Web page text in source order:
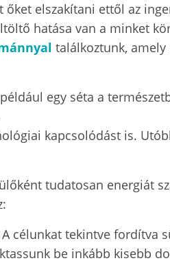
elszakítani ettől az
hatása van a minket
találkoztunk,
egy séta a
kapcsolódást is.
tudatosan energiát
célunkat tekintve fordítva
be inkább kisebb